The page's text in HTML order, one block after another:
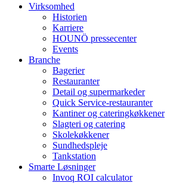
Virksomhed
Historien
Karriere
HOUNÖ pressecenter
Events
Branche
Bagerier
Restauranter
Detail og supermarkeder
Quick Service-restauranter
Kantiner og cateringkøkkener
Slagteri og catering
Skolekøkkener
Sundhedspleje
Tankstation
Smarte Løsninger
Invoq ROI calculator